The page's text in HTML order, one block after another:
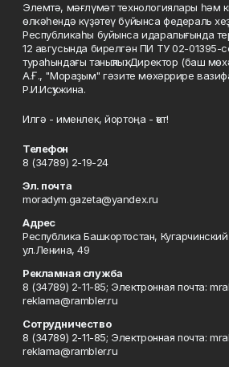
Элемтә, мәғлүмәт технологиялары һәм
өлкәһендә күҙәтеү буйынса федераль
Республикаһы буйынса идаралығында
12 авгусында бирелгән ПИ ТУ 02-01395-
тураһындағы таныҡлыҡ. Директор (баш
А.Ғ., "Мораҙым" гәзите мөхәррире
Р.И.Исҡужина.
Илгә - именлек, йортоңа - ҡот!
Телефон
8 (34789) 2-19-24
Эл. почта
moradym.gazeta@yandex.ru
Адрес
Республика Башкортостан,
ул.Ленина, 49
Рекламная служба
8 (34789) 2-11-85; Электронная почта:
reklama@rambler.ru
Сотрудничество
8 (34789) 2-11-85; Электронная почта:
reklama@rambler.ru